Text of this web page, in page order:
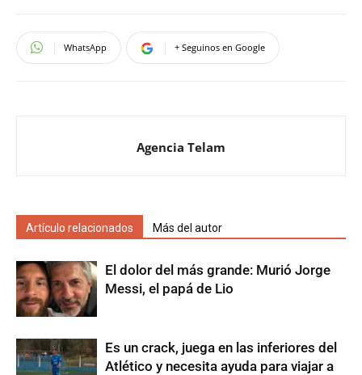
WhatsApp + Seguinos en Google
Agencia Telam
Artículo relacionados Más del autor
El dolor del más grande: Murió Jorge
Messi, el papá de Lio
Es un crack, juega en las inferiores del
Atlético y necesita ayuda para viajar a